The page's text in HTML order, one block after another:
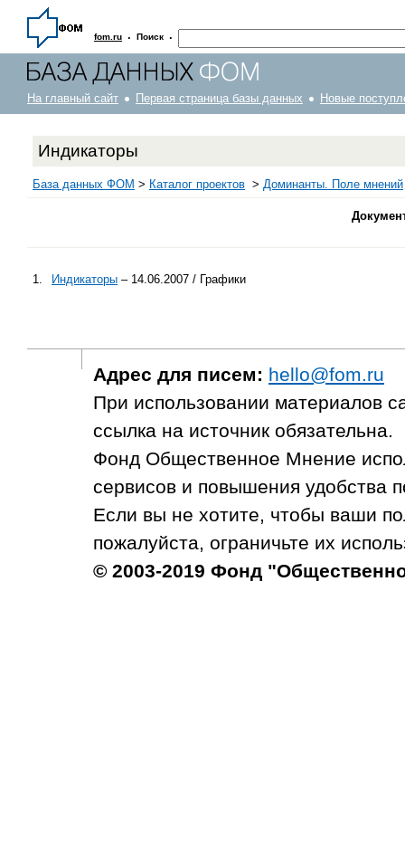
fom.ru · Поиск ·
На главный сайт Первая страница базы данных Новые
Индикаторы
База данных ФОМ > Каталог проектов > Доминанты. Поле мнений
1. Индикаторы – 14.06.2007 / Графики
Адрес для писем: hello@fom.ru
При использовании материалов
ссылка на источник обязательна.
Фонд Общественное Мнение
сервисов и повышения удобства
Если вы не хотите, чтобы ваши
пожалуйста, ограничьте их
© 2003-2019 Фонд